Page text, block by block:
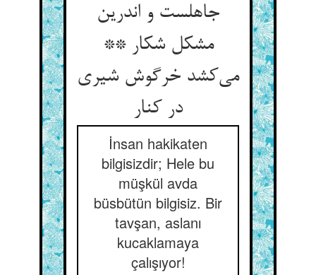
جاهلست و اندرین
مشکل شکار **
می‌کشد خرگوش شیری
در کنار
İnsan hakikaten
bilgisizdir; Hele bu
müşkül avda
büsbütün bilgisiz. Bir
tavşan, aslanı
kucaklamaya
çalışıyor!